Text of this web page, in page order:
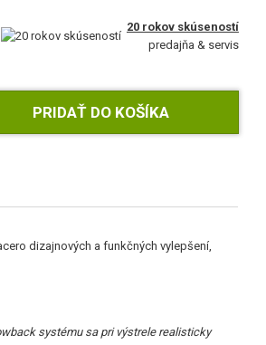
20 rokov skúseností
predajňa & servis
dizajnových a funkčných vylepšení,
systému sa pri výstrele realisticky